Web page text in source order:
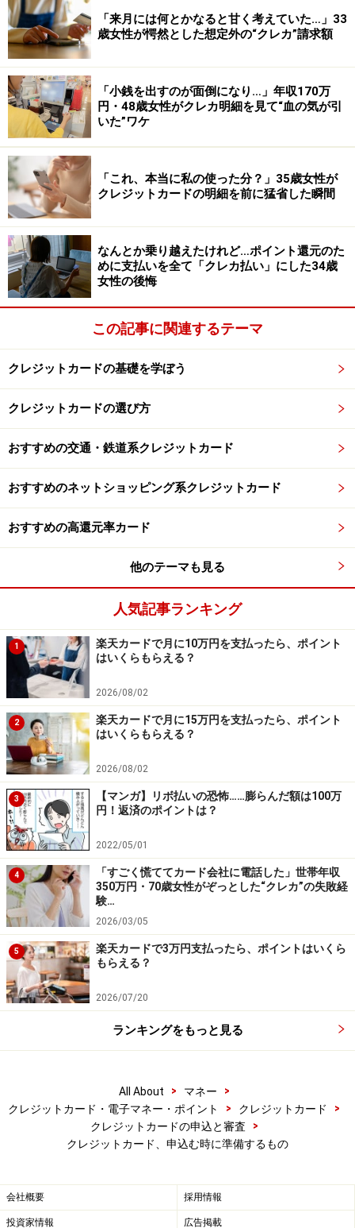
行ってください。
掲載情報の正確性・完全性については十分に配慮しております
が、その内容を保証するものではなく、これに基づく損失・損害
などについて当社は一切の責任を負いません。
最新の情報や詳細については、必ず各金融機関やサービス提供者
の公式情報をご確認ください。
「来月には何とかなると甘く考えていた…」33
歳女性が愕然とした想定外の“クレカ”請求額
「小銭を出すのが面倒になり…」年収170万
円・48歳女性がクレカ明細を見て“血の気が引
いた”ワケ
「これ、本当に私の使った分？」35歳女性が
クレジットカードの明細を前に猛省した瞬間
なんとか乗り越えたけれど…ポイント還元のた
めに支払いを全て「クレカ払い」にした34歳
女性の後悔
この記事に関連するテーマ
クレジットカードの基礎を学ぼう
クレジットカードの選び方
おすすめの交通・鉄道系クレジットカード
おすすめのネットショッピング系クレジットカード
おすすめの高還元率カード
他のテーマも見る
人気記事ランキング
1
楽天カードで月に10万円を支払ったら、ポイント
はいくらもらえる？
2026/08/02
2
楽天カードで月に15万円を支払ったら、ポイント
はいくらもらえる？
2026/08/02
3
【マンガ】リボ払いの恐怖……膨らんだ額は100万
円！返済のポイントは？
2022/05/01
4
「すごく慌ててカード会社に電話した」世帯年収
350万円・70歳女性がぞっとした“クレカ”の失敗経
験…
2026/03/05
5
楽天カードで3万円支払ったら、ポイントはいくら
もらえる？
2026/07/20
ランキングをもっと見る
All About > マネー
>
クレジットカード・電子マネー・ポイント
> クレジットカード
>
クレジットカードの申込と審査
>
クレジットカード、申込む時に準備するもの
会社概要 採用情報
投資家情報 広告掲載